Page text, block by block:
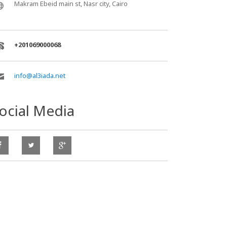
Makram Ebeid main st, Nasr city, Cairo
+201069000068
info@al3iada.net
Media